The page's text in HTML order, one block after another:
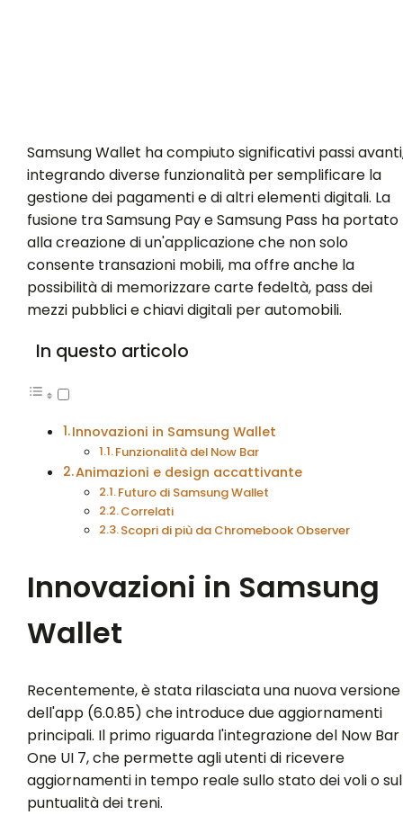
Samsung Wallet ha compiuto significativi passi
integrando diverse funzionalità per semplificare la
gestione dei pagamenti e di altri elementi digitali. La
fusione tra Samsung Pay e Samsung Pass ha portato
alla creazione di un'applicazione che non solo
consente transazioni mobili, ma offre anche la
possibilità di memorizzare carte fedeltà, pass dei
mezzi pubblici e chiavi digitali per automobili.
In questo articolo
Innovazioni in Samsung Wallet
Funzionalità del Now Bar
Animazioni e design accattivante
Futuro di Samsung Wallet
Correlati
Scopri di più da Chromebook Observer
Innovazioni in Samsung
Wallet
Recentemente, è stata rilasciata una nuova versione
dell'app (6.0.85) che introduce due aggiornamenti
principali. Il primo riguarda l'integrazione del Now Bar
One UI 7, che permette agli utenti di ricevere
aggiornamenti in tempo reale sullo stato dei voli o
puntualità dei treni.